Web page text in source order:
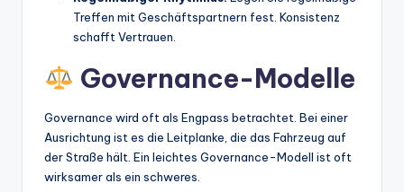
Treffen mit Geschäftspartnern fest. Konsistenz
schafft Vertrauen.
Governance-Modelle
Governance wird oft als Engpass betrachtet. Bei einer
Ausrichtung ist es die Leitplanke, die das Fahrzeug auf
der Straße hält. Ein leichtes Governance-Modell ist oft
wirksamer als ein schweres.